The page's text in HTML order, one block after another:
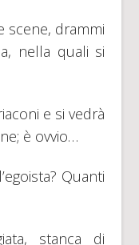
scene, drammi
nella quali si
e si vedrà
è ovvio…
Quanti
stanca di